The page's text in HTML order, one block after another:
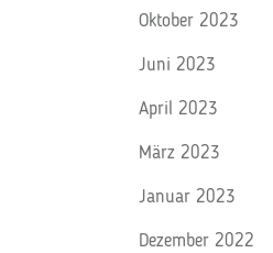
Oktober 2023
Juni 2023
April 2023
März 2023
Januar 2023
Dezember 2022